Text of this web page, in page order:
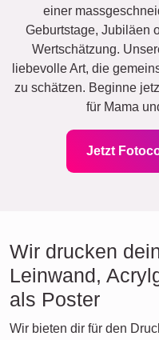
einer
Geburtstage, Jubiläen
Wertschätzung.
liebevolle Art, die
zu schätzen. Beginne
für Mama
Jetzt
Wir drucken
Leinwand,
als Poster
Wir bieten dir für den